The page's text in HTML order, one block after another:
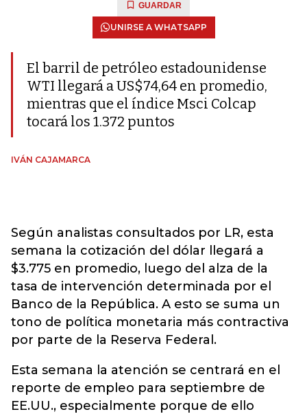
GUARDAR
UNIRSE A WHATSAPP
El barril de petróleo estadounidense
WTI llegará a US$74,64 en promedio,
mientras que el índice Msci Colcap
tocará los 1.372 puntos
IVÁN CAJAMARCA
Según analistas consultados por LR, esta
semana la cotización del dólar llegará a
$3.775 en promedio, luego del alza de la
tasa de intervención determinada por el
Banco de la República. A esto se suma un
tono de política monetaria más contractiva
por parte de la Reserva Federal.
Esta semana la atención se centrará en el
reporte de empleo para septiembre de
EE.UU., especialmente porque de ello